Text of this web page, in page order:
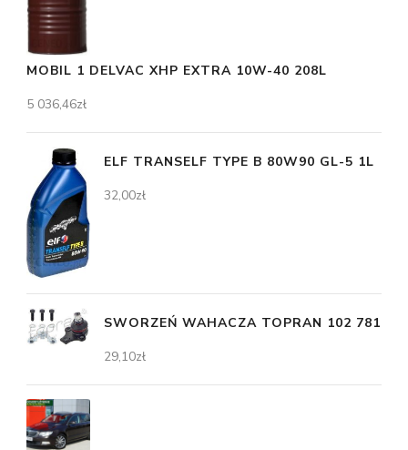
MOBIL 1 DELVAC XHP EXTRA 10W-40 208L
5 036,46zł
ELF TRANSELF TYPE B 80W90 GL-5 1L
32,00zł
SWORZEŃ WAHACZA TOPRAN 102 781
29,10zł